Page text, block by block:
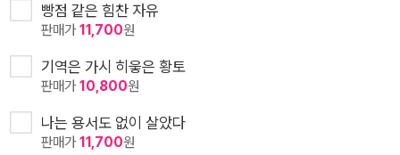
빵점 같은 힘찬 자유
판매가11,700원
기역은 가시 히읗은 황토
판매가10,800원
나는 용서도 없이 살았다
판매가11,700원